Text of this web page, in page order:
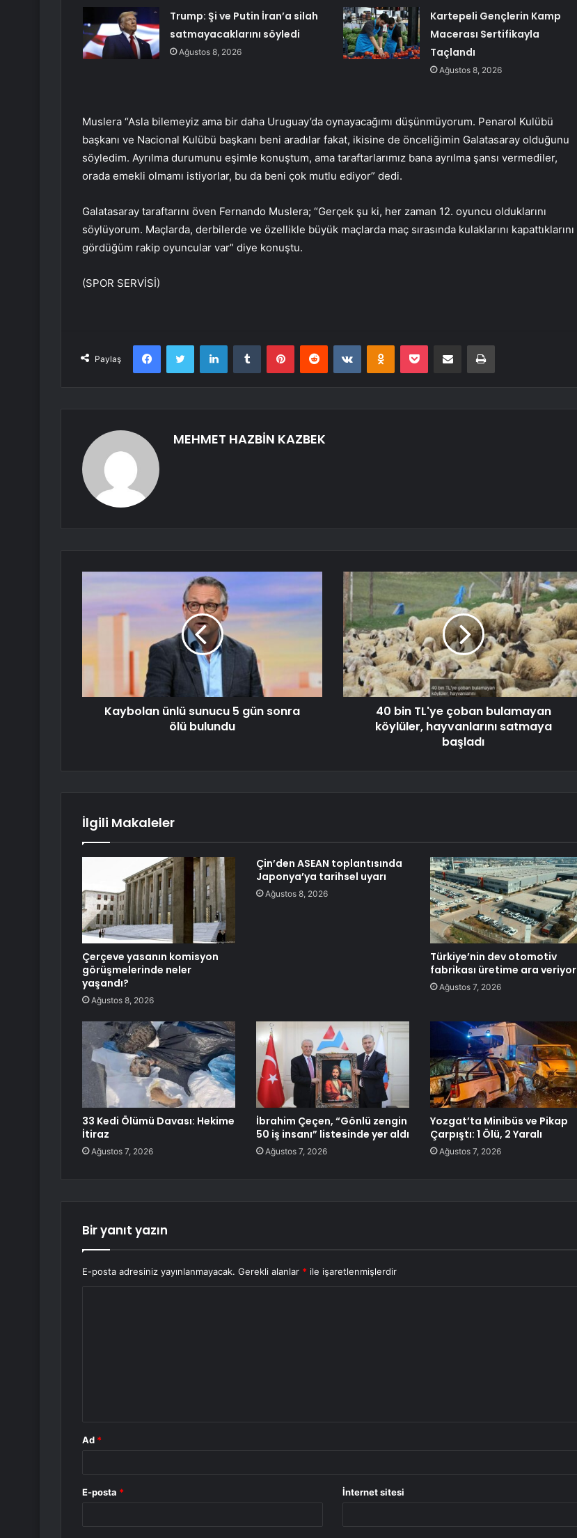
Trump: Şi ve Putin İran’a silah
satmayacaklarını söyledi
Ağustos 8, 2026
Kartepeli Gençlerin Kamp
Macerası Sertifikayla
Taçlandı
Ağustos 8, 2026
Muslera “Asla bilemeyiz ama bir daha Uruguay’da oynayacağımı düşünmüyorum. Penarol Kulübü
başkanı ve Nacional Kulübü başkanı beni aradılar fakat, ikisine de önceliğimin Galatasaray olduğunu
söyledim. Ayrılma durumunu eşimle konuştum, ama taraftarlarımız bana ayrılma şansı vermediler,
orada emekli olmamı istiyorlar, bu da beni çok mutlu ediyor” dedi.
Galatasaray taraftarını öven Fernando Muslera; “Gerçek şu ki, her zaman 12. oyuncu olduklarını
söylüyorum. Maçlarda, derbilerde ve özellikle büyük maçlarda maç sırasında kulaklarını kapattıklarını
gördüğüm rakip oyuncular var” diye konuştu.
(SPOR SERVİSİ)
Paylaş
FacebookTwitter LinkedInTumblr PinterestReddit VKontakteOdnoklassniki
Pocket E-Posta ile paylaş Yazdır
MEHMET HAZBİN KAZBEK
Kaybolan ünlü sunucu 5 gün sonra
ölü bulundu
40 bin TL'ye çoban bulamayan
köylüler, hayvanlarını satmaya
başladı
İlgili Makaleler
Çerçeve yasanın komisyon
görüşmelerinde neler
yaşandı?
Ağustos 8, 2026
Çin’den ASEAN toplantısında
Japonya’ya tarihsel uyarı
Ağustos 8, 2026
Türkiye’nin dev otomotiv
fabrikası üretime ara veriyor
Ağustos 7, 2026
33 Kedi Ölümü Davası: Hekime
İtiraz
Ağustos 7, 2026
İbrahim Çeçen, “Gönlü zengin
50 iş insanı” listesinde yer aldı
Ağustos 7, 2026
Yozgat’ta Minibüs ve Pikap
Çarpıştı: 1 Ölü, 2 Yaralı
Ağustos 7, 2026
Bir yanıt yazın
E-posta adresiniz yayınlanmayacak. Gerekli alanlar * ile işaretlenmişlerdir
Ad *
E-posta * İnternet sitesi